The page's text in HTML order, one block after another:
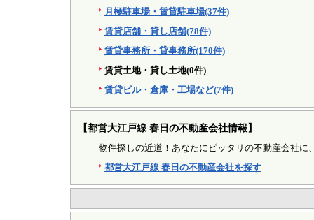
月極駐車場・賃貸駐車場(37件)
賃貸店舗・貸し店舗(78件)
賃貸事務所・貸事務所(170件)
賃貸土地・貸し土地(0件)
賃貸ビル・倉庫・工場など(7件)
【都営大江戸線 春日の不動産会社情報】
物件探しの近道！あなたにピッタリの不動産会社に
都営大江戸線 春日の不動産会社を探す